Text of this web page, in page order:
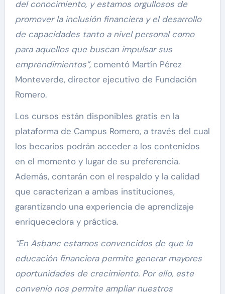
del conocimiento, y estamos orgullosos de
promover la inclusión financiera y el desarrollo
de capacidades tanto a nivel personal como
para aquellos que buscan impulsar sus
emprendimientos”,comentó Martín Pérez
Monteverde, director ejecutivo de Fundación
Romero.
Los cursos están disponibles gratis en la
plataforma de Campus Romero, a través del cual
los becarios podrán acceder a los contenidos
en el momento y lugar de su preferencia.
Además, contarán con el respaldo y la calidad
que caracterizan a ambas instituciones,
garantizando una experiencia de aprendizaje
enriquecedora y práctica.
“En Asbanc estamos convencidos de que la
educación financiera permite generar mayores
oportunidades de crecimiento. Por ello, este
convenio nos permite ampliar nuestros